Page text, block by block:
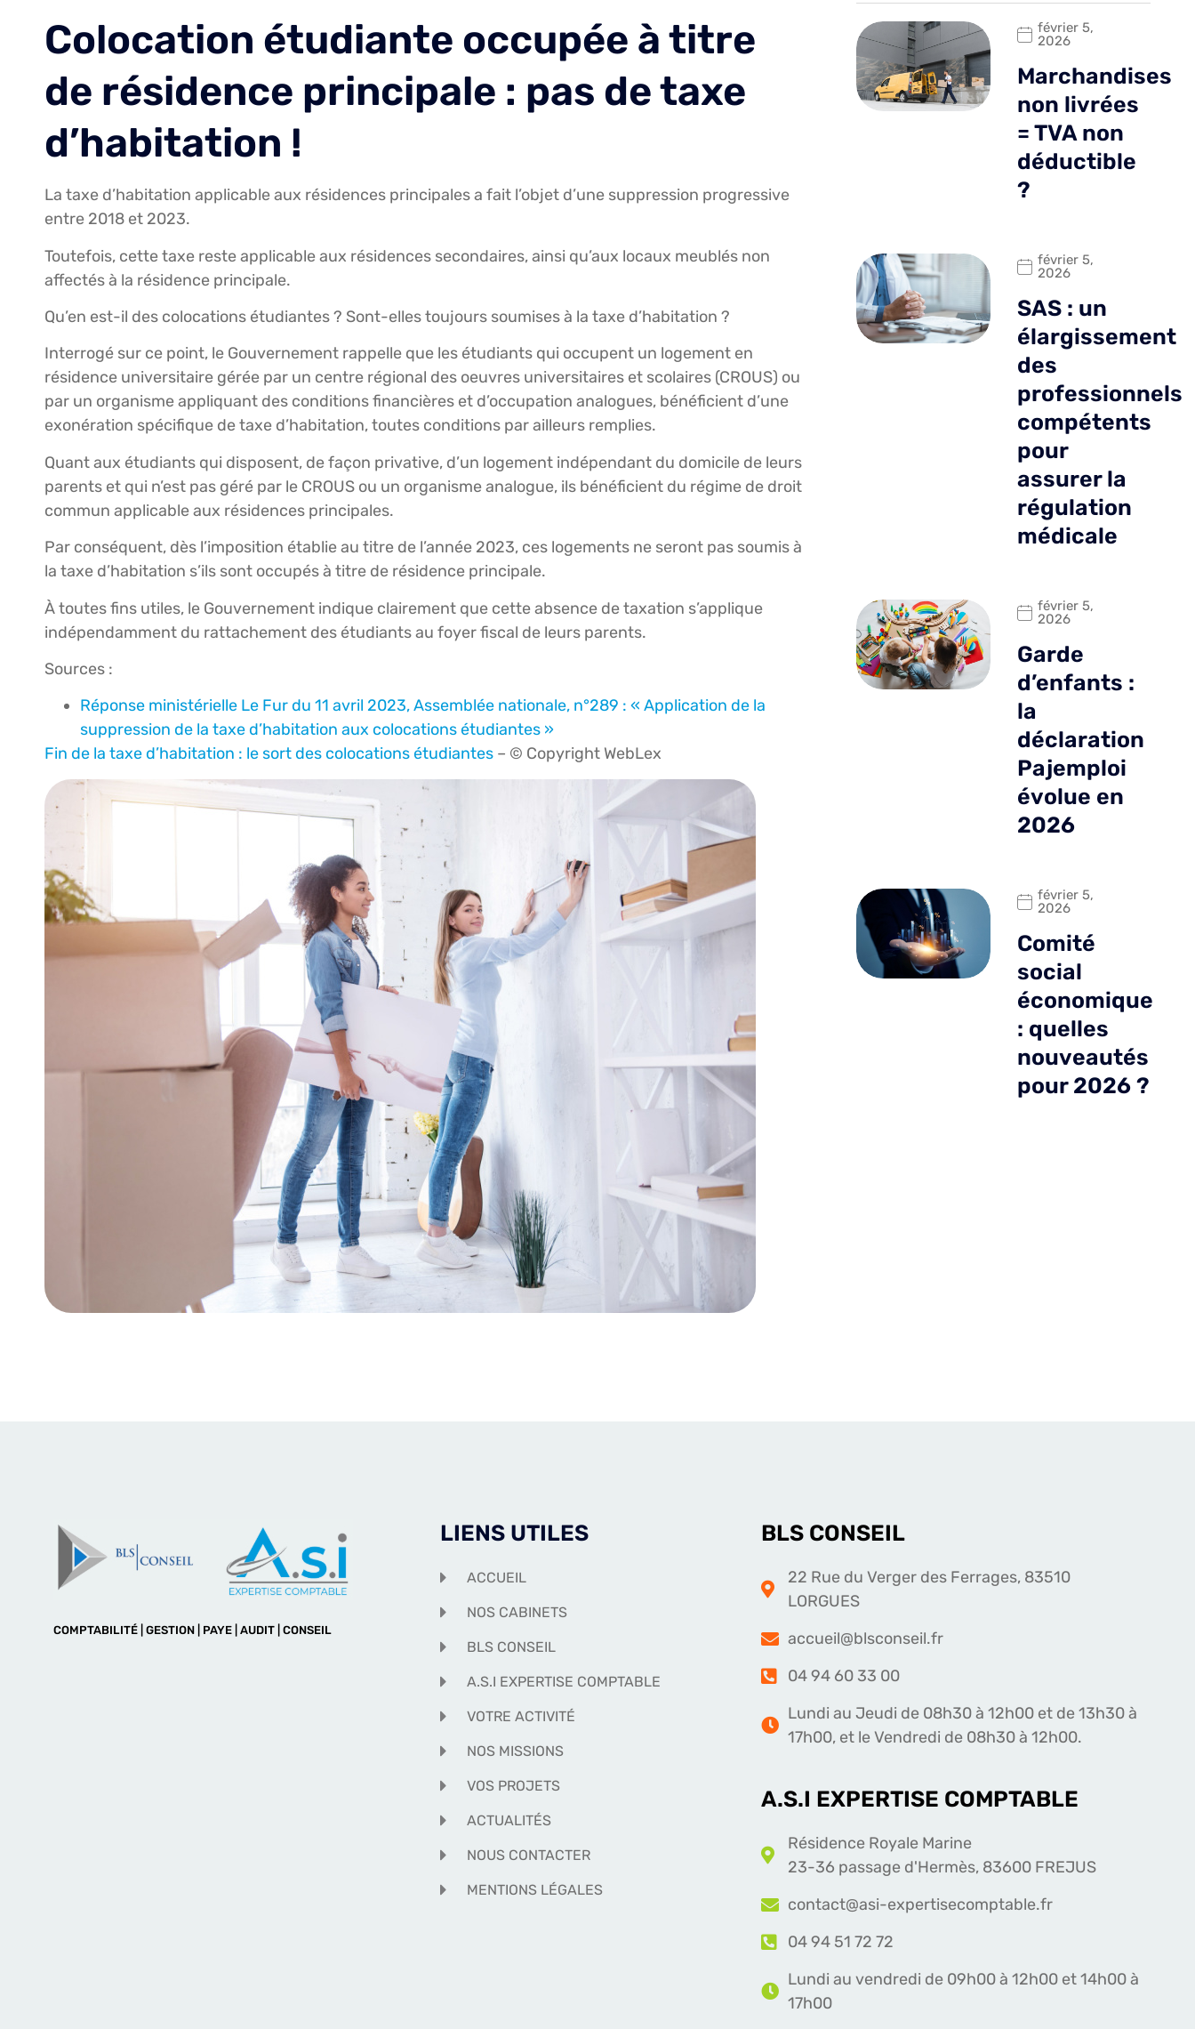
Colocation étudiante occupée à titre
de résidence principale : pas de taxe
d’habitation !
La taxe d’habitation applicable aux résidences principales a fait l’objet d’une suppression progressive
entre 2018 et 2023.
Toutefois, cette taxe reste applicable aux résidences secondaires, ainsi qu’aux locaux meublés non
affectés à la résidence principale.
Qu’en est-il des colocations étudiantes ? Sont-elles toujours soumises à la taxe d’habitation ?
Interrogé sur ce point, le Gouvernement rappelle que les étudiants qui occupent un logement en
résidence universitaire gérée par un centre régional des oeuvres universitaires et scolaires (CROUS) ou
par un organisme appliquant des conditions financières et d’occupation analogues, bénéficient d’une
exonération spécifique de taxe d’habitation, toutes conditions par ailleurs remplies.
Quant aux étudiants qui disposent, de façon privative, d’un logement indépendant du domicile de leurs
parents et qui n’est pas géré par le CROUS ou un organisme analogue, ils bénéficient du régime de droit
commun applicable aux résidences principales.
Par conséquent, dès l’imposition établie au titre de l’année 2023, ces logements ne seront pas soumis à
la taxe d’habitation s’ils sont occupés à titre de résidence principale.
À toutes fins utiles, le Gouvernement indique clairement que cette absence de taxation s’applique
indépendamment du rattachement des étudiants au foyer fiscal de leurs parents.
Sources :
Réponse ministérielle Le Fur du 11 avril 2023, Assemblée nationale, n°289 : « Application de la
suppression de la taxe d’habitation aux colocations étudiantes »
Fin de la taxe d’habitation : le sort des colocations étudiantes – © Copyright WebLex
février 5,
2026
Marchandises
non livrées
= TVA non
déductible
?
février 5,
2026
SAS : un
élargissement
des
professionnels
compétents
pour
assurer la
régulation
médicale
février 5,
2026
Garde
d’enfants :
la
déclaration
Pajemploi
évolue en
2026
février 5,
2026
Comité
social
économique
: quelles
nouveautés
pour 2026 ?
COMPTABILITÉ | GESTION | PAYE | AUDIT | CONSEIL
LIENS UTILES
ACCUEIL
NOS CABINETS
BLS CONSEIL
A.S.I EXPERTISE COMPTABLE
VOTRE ACTIVITÉ
NOS MISSIONS
VOS PROJETS
ACTUALITÉS
NOUS CONTACTER
MENTIONS LÉGALES
BLS CONSEIL
22 Rue du Verger des Ferrages, 83510
LORGUES
accueil@blsconseil.fr
04 94 60 33 00
Lundi au Jeudi de 08h30 à 12h00 et de 13h30 à
17h00, et le Vendredi de 08h30 à 12h00.
A.S.I EXPERTISE COMPTABLE
Résidence Royale Marine
23-36 passage d'Hermès, 83600 FREJUS
contact@asi-expertisecomptable.fr
04 94 51 72 72
Lundi au vendredi de 09h00 à 12h00 et 14h00 à
17h00